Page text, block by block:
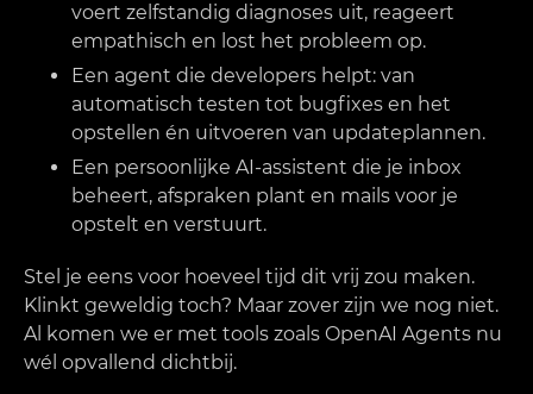
voert zelfstandig diagnoses uit, reageert
empathisch en lost het probleem op.
Een agent die developers helpt: van
automatisch testen tot bugfixes en het
opstellen én uitvoeren van updateplannen.
Een persoonlijke AI-assistent die je inbox
beheert, afspraken plant en mails voor je
opstelt en verstuurt.
Stel je eens voor hoeveel tijd dit vrij zou maken.
Klinkt geweldig toch? Maar zover zijn we nog niet.
Al komen we er met tools zoals OpenAI Agents nu
wél opvallend dichtbij.